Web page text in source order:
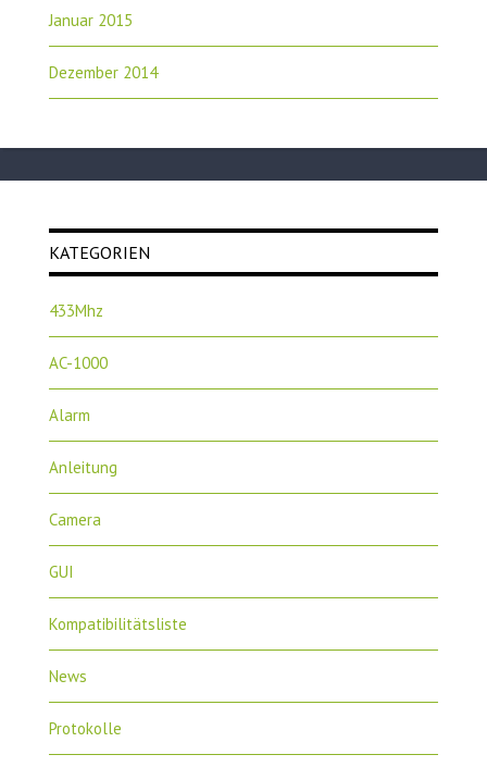
Januar 2015
Dezember 2014
KATEGORIEN
433Mhz
AC-1000
Alarm
Anleitung
Camera
GUI
Kompatibilitätsliste
News
Protokolle